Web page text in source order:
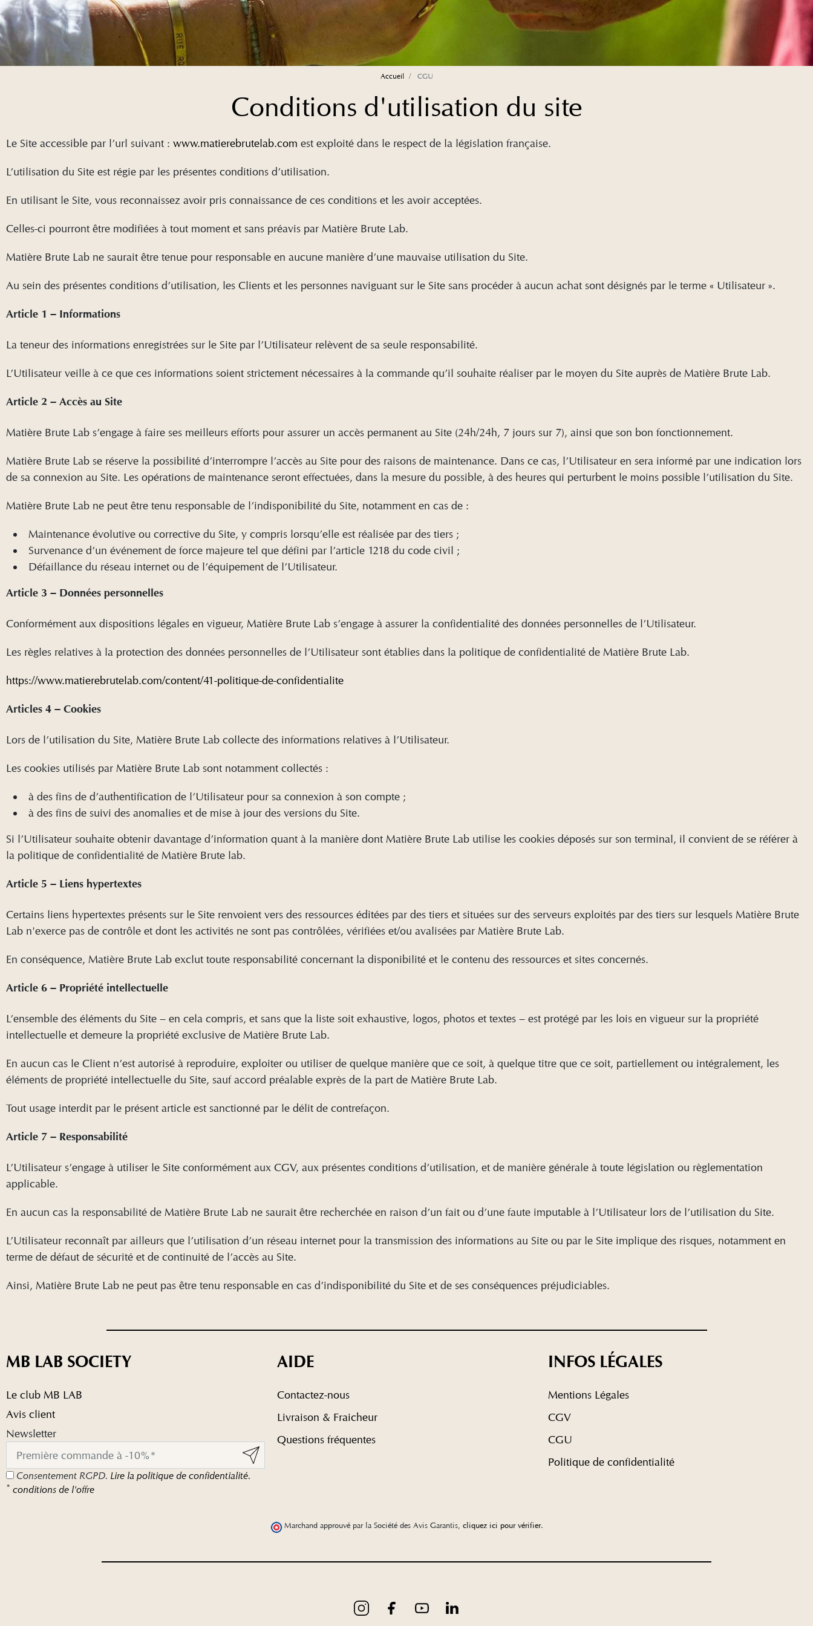
Accueil CGU
Conditions d'utilisation du site
Le Site accessible par l’url suivant : www.matierebrutelab.com est exploité dans le respect de la législation française.
L’utilisation du Site est régie par les présentes conditions d’utilisation.
En utilisant le Site, vous reconnaissez avoir pris connaissance de ces conditions et les avoir acceptées.
Celles-ci pourront être modifiées à tout moment et sans préavis par Matière Brute Lab.
Matière Brute Lab ne saurait être tenue pour responsable en aucune manière d’une mauvaise utilisation du Site.
Au sein des présentes conditions d’utilisation, les Clients et les personnes naviguant sur le Site sans procéder à aucun achat sont désignés par le terme « Utilisateur ».
Article 1 – Informations
La teneur des informations enregistrées sur le Site par l’Utilisateur relèvent de sa seule responsabilité.
L’Utilisateur veille à ce que ces informations soient strictement nécessaires à la commande qu’il souhaite réaliser par le moyen du Site auprès de Matière Brute Lab.
Article 2 – Accès au Site
Matière Brute Lab s’engage à faire ses meilleurs efforts pour assurer un accès permanent au Site (24h/24h, 7 jours sur 7), ainsi que son bon fonctionnement.
Matière Brute Lab se réserve la possibilité d’interrompre l’accès au Site pour des raisons de maintenance. Dans ce cas, l’Utilisateur en sera informé par une indication lors
de sa connexion au Site. Les opérations de maintenance seront effectuées, dans la mesure du possible, à des heures qui perturbent le moins possible l’utilisation du Site.
Matière Brute Lab ne peut être tenu responsable de l’indisponibilité du Site, notamment en cas de :
Maintenance évolutive ou corrective du Site, y compris lorsqu’elle est réalisée par des tiers ;
Survenance d’un événement de force majeure tel que défini par l’article 1218 du code civil ;
Défaillance du réseau internet ou de l’équipement de l’Utilisateur.
Article 3 – Données personnelles
Conformément aux dispositions légales en vigueur, Matière Brute Lab s’engage à assurer la confidentialité des données personnelles de l’Utilisateur.
Les règles relatives à la protection des données personnelles de l’Utilisateur sont établies dans la politique de confidentialité de Matière Brute Lab.
https://www.matierebrutelab.com/content/41-politique-de-confidentialite
Articles 4 – Cookies
Lors de l’utilisation du Site, Matière Brute Lab collecte des informations relatives à l’Utilisateur.
Les cookies utilisés par Matière Brute Lab sont notamment collectés :
à des fins de d’authentification de l’Utilisateur pour sa connexion à son compte ;
à des fins de suivi des anomalies et de mise à jour des versions du Site.
Si l’Utilisateur souhaite obtenir davantage d’information quant à la manière dont Matière Brute Lab utilise les cookies déposés sur son terminal, il convient de se référer à
la politique de confidentialité de Matière Brute lab.
Article 5 – Liens hypertextes
Certains liens hypertextes présents sur le Site renvoient vers des ressources éditées par des tiers et situées sur des serveurs exploités par des tiers sur lesquels Matière Brute
Lab n'exerce pas de contrôle et dont les activités ne sont pas contrôlées, vérifiées et/ou avalisées par Matière Brute Lab.
En conséquence, Matière Brute Lab exclut toute responsabilité concernant la disponibilité et le contenu des ressources et sites concernés.
Article 6 – Propriété intellectuelle
L’ensemble des éléments du Site – en cela compris, et sans que la liste soit exhaustive, logos, photos et textes – est protégé par les lois en vigueur sur la propriété
intellectuelle et demeure la propriété exclusive de Matière Brute Lab.
En aucun cas le Client n’est autorisé à reproduire, exploiter ou utiliser de quelque manière que ce soit, à quelque titre que ce soit, partiellement ou intégralement, les
éléments de propriété intellectuelle du Site, sauf accord préalable exprès de la part de Matière Brute Lab.
Tout usage interdit par le présent article est sanctionné par le délit de contrefaçon.
Article 7 – Responsabilité
L’Utilisateur s’engage à utiliser le Site conformément aux CGV, aux présentes conditions d’utilisation, et de manière générale à toute législation ou règlementation
applicable.
En aucun cas la responsabilité de Matière Brute Lab ne saurait être recherchée en raison d’un fait ou d’une faute imputable à l’Utilisateur lors de l’utilisation du Site.
L’Utilisateur reconnaît par ailleurs que l’utilisation d’un réseau internet pour la transmission des informations au Site ou par le Site implique des risques, notamment en
terme de défaut de sécurité et de continuité de l’accès au Site.
Ainsi, Matière Brute Lab ne peut pas être tenu responsable en cas d’indisponibilité du Site et de ses conséquences préjudiciables.
MB LAB SOCIETY
Le club MB LAB
Avis client
Newsletter
Consentement RGPD. Lire la politique de confidentialité.
* conditions de l'offre
AIDE
Contactez-nous
Livraison & Fraicheur
Questions fréquentes
INFOS LÉGALES
Mentions Légales
CGV
CGU
Politique de confidentialité
Marchand approuvé par la Société des Avis Garantis, cliquez ici pour vérifier.